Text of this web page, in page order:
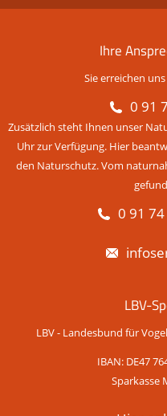
Ihre
Sie erreichen
0 91
Zusätzlich steht Ihnen unser
Uhr zur Verfügung. Hier
den Naturschutz. Vom
0 91
LBV-
LBV - Landesbund für
IBAN: DE47
Sparkasse